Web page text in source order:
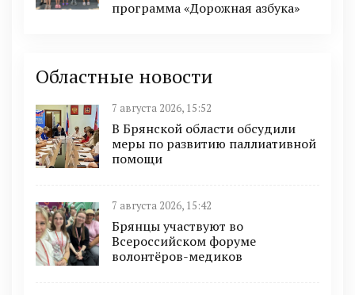
программа «Дорожная азбука»
Областные новости
7 августа 2026, 15:52
В Брянской области обсудили
меры по развитию паллиативной
помощи
7 августа 2026, 15:42
Брянцы участвуют во
Всероссийском форуме
волонтёров-медиков